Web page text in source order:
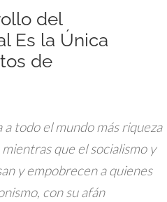
del
Es la Única
de
todo el mundo más riqueza
que el socialismo y
y empobrecen a quienes
con su afán